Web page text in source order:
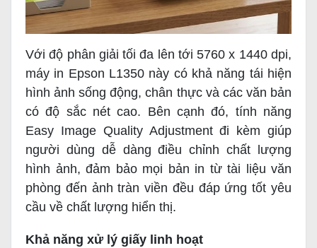
Với độ phân giải tối đa lên tới 5760 x 1440 dpi,
máy in Epson L1350 này có khả năng tái hiện
hình ảnh sống động, chân thực và các văn bản
có độ sắc nét cao. Bên cạnh đó, tính năng
Easy Image Quality Adjustment đi kèm giúp
người dùng dễ dàng điều chỉnh chất lượng
hình ảnh, đảm bảo mọi bản in từ tài liệu văn
phòng đến ảnh tràn viền đều đáp ứng tốt yêu
cầu về chất lượng hiển thị.
Khả năng xử lý giấy linh hoạt